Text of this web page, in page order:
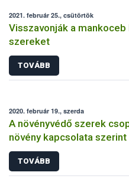
2021. február 25., csütörtök
Visszavonják a
szereket
TOVÁBB
2020. február 19., szerda
A növényvédő szerek
növény kapcsolata szerint
TOVÁBB